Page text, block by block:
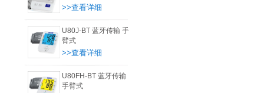
>>查看详细
U80J-BT 蓝牙传输 手
臂式
>>查看详细
U80FH-BT 蓝牙传输
手臂式